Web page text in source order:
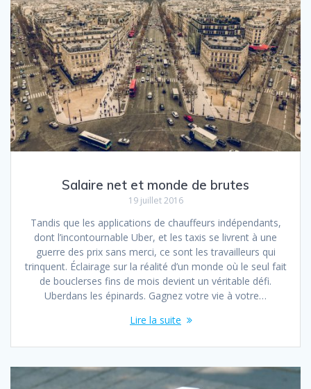
Salaire net et monde de brutes
19 juillet 2016
Tandis que les applications de chauffeurs indépendants,
dont l’incontournable Uber, et les taxis se livrent à une
guerre des prix sans merci, ce sont les travailleurs qui
trinquent. Éclairage sur la réalité d’un monde où le seul fait
de bouclerses fins de mois devient un véritable défi.
Uberdans les épinards. Gagnez votre vie à votre…
Lire la suite